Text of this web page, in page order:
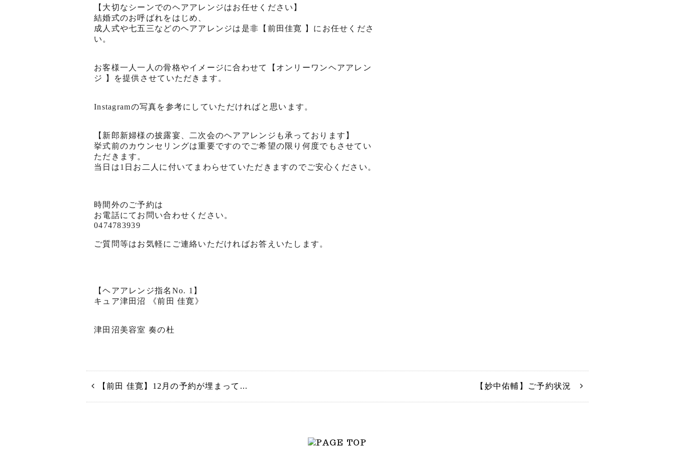
【大切なシーンでのヘアアレンジはお任せください】
結婚式のお呼ばれをはじめ、
成人式や七五三などのヘアアレンジは是非【前田佳寛 】にお任せくださ
い。
お客様一人一人の骨格やイメージに合わせて【オンリーワンヘアアレン
ジ 】を提供させていただきます。
Instagramの写真を参考にしていただければと思います。
【新郎新婦様の披露宴、二次会のヘアアレンジも承っております】
挙式前のカウンセリングは重要ですのでご希望の限り何度でもさせてい
ただきます。
当日は1日お二人に付いてまわらせていただきますのでご安心ください。
時間外のご予約は
お電話にてお問い合わせください。
0474783939
ご質問等はお気軽にご連絡いただければお答えいたします。
【ヘアアレンジ指名No. 1】
キュア津田沼 《前田 佳寛》
津田沼美容室 奏の杜
【妙中佑輔】ご予約状況
【前田 佳寛】12月の予約が埋まって...